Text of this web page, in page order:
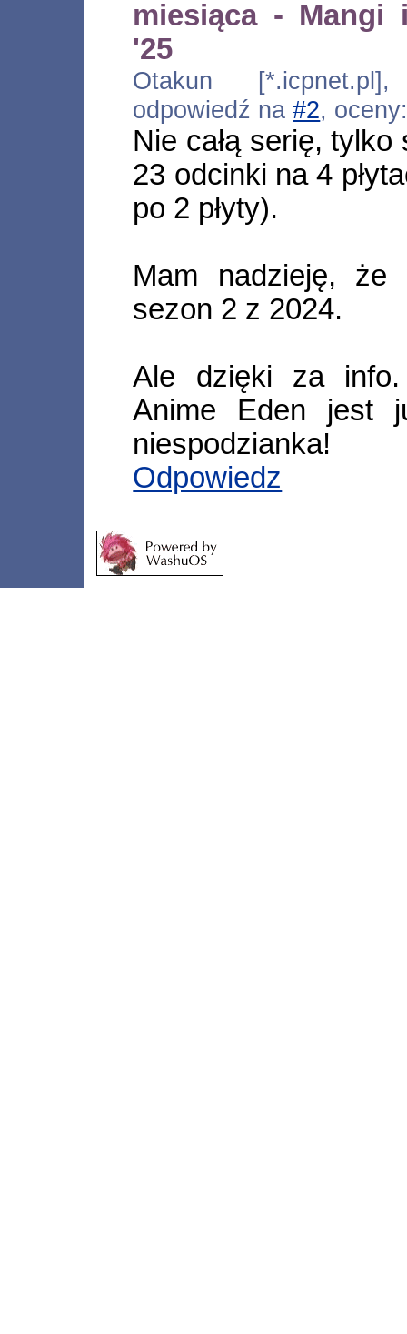
miesiąca - Mangi
'25
Otakun
odpowiedź na#2,
Nie całą serię,
23 odcinki na 4
po 2 płyty).
Mam nadzieję,
sezon 2 z 2024.
Ale dzięki za info.
Anime Eden jest
niespodzianka!
Odpowiedz